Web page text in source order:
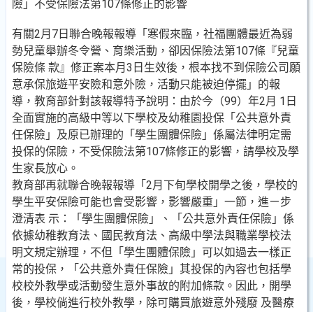
險」不受保險法第107條修正的影響
有關2月7日聯合晚報報導「寒假來臨，社福團體最近為弱
勢兒童舉辦冬令營、育樂活動，卻因保險法第107條『兒童
保險條 款』修正案本月3日生效後，根本找不到保險公司願
意承保旅遊平安險和意外險，活動只能被迫停擺」的報
導，教育部針對該報導特予說明：由於今（99）年2月 1日
全面實施的高級中等以下學校及幼稚園投保「公共意外責
任保險」及原已辦理的「學生團體保險」係屬法律明定需
投保的保險，不受保險法第107條修正的影響，請學校及學
生家長放心。
教育部再就聯合晚報報導「2月下旬學校開學之後，學校的
學生平安保險可能也會受影響，影響嚴重」一節，進ㄧ步
澄清表 示：「學生團體保險」、「公共意外責任保險」係
依據幼稚教育法、國民教育法、高級中學法與職業學校法
明文規定辦理，不但「學生團體保險」可以如過去一樣正
常的投保，「公共意外責任保險」其投保的內容也包括學
校校外教學或活動發生意外事故的附加條款。因此，開學
後，學校倘進行校外教學，除可購買旅遊意外殘廢 及醫療